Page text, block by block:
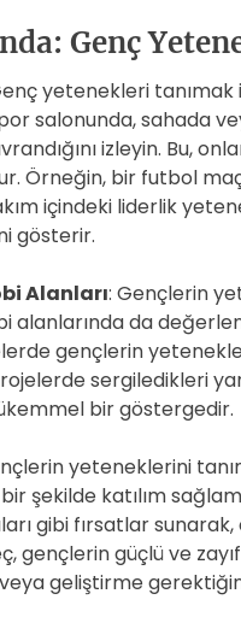
Genç
yetenekleri
salonunda, sahada
izleyin. Bu,
Örneğin, bir futbol
içindeki liderlik
gösterir.
Alanları: Gençlerin
da
gençlerin
sergiledikleri
bir göstergedir.
yeteneklerini
şekilde katılım
gibi fırsatlar sunarak,
gençlerin güçlü ve
geliştirme